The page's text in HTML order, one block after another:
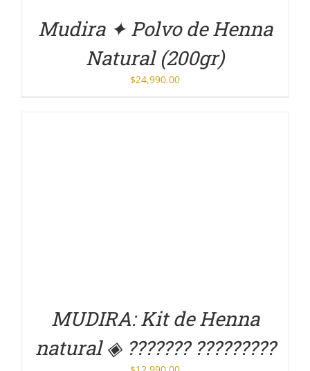
Mudira ✦ Polvo de Henna
Natural (200gr)
$24,990.00
MUDIRA: Kit de Henna
natural ◈ ??????? ?????????